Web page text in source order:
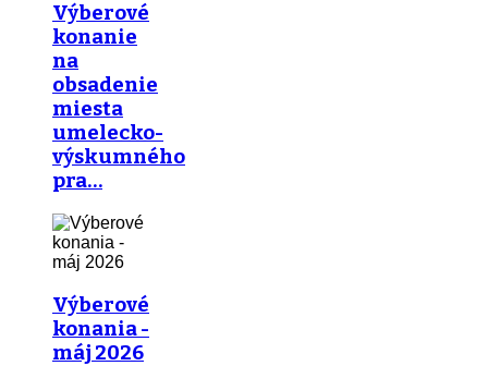
Výberové
konanie
na
obsadenie
miesta
umelecko-
výskumného
pra…
Výberové
konania -
máj 2026